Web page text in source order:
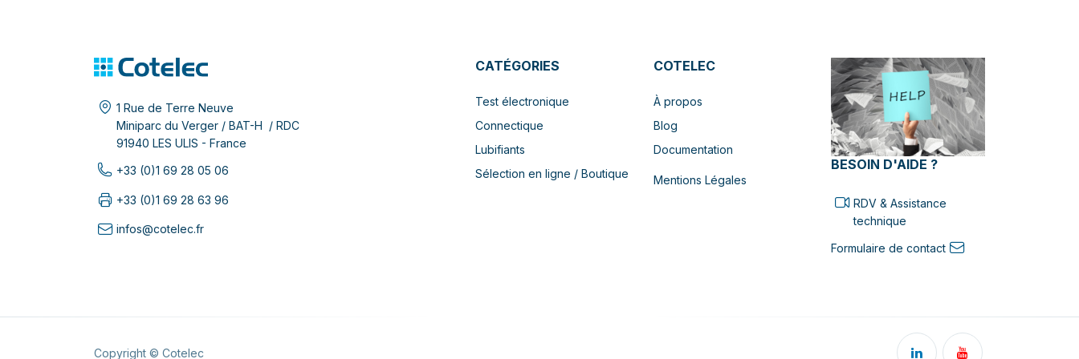
1 Rue de Terre Neuve
Miniparc du Verger / BAT-H / RDC
91940 LES ULIS - France
+33 (0)1 69 28 05 06
+33 (0)1 69 28 63 96
infos@cotelec.fr
CATÉGORIES
Test électronique
Connectique
Lubifiants
Sélection en ligne / Boutique
COTELEC
À propos
Blog
Documentation
Mentions Légales
BESOIN D'AIDE ?
RDV & Assistance
technique
Formulaire de contact
Copyright © Cotelec